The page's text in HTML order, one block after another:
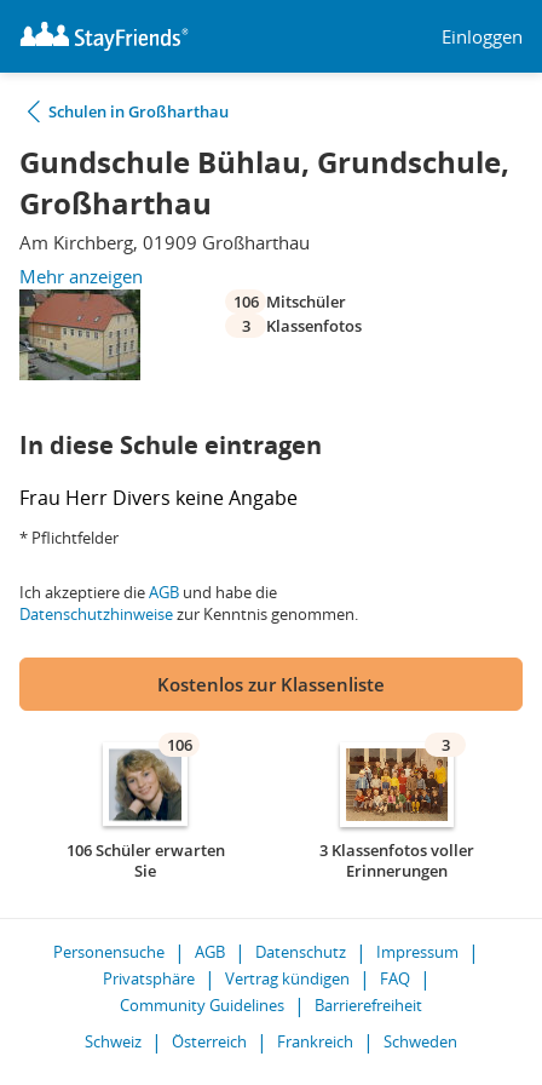
Einloggen
Schulen in Großharthau
Gundschule Bühlau, Grundschule,
Großharthau
Am Kirchberg, 01909 Großharthau
Mehr anzeigen
106 Mitschüler
3
Klassenfotos
In diese Schule eintragen
Frau Herr Divers keine Angabe
* Pflichtfelder
Ich akzeptiere dieAGB und habe die
Datenschutzhinweisezur Kenntnis genommen.
Kostenlos zur Klassenliste
106
106 Schüler erwarten
Sie
3
3 Klassenfotos voller
Erinnerungen
Personensuche AGB Datenschutz
Impressum
Privatsphäre
Vertrag kündigen
FAQ
Community Guidelines
Barrierefreiheit
Schweiz
Österreich Frankreich Schweden